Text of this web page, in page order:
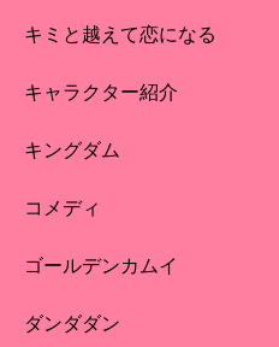
キミと越えて恋になる
キャラクター紹介
キングダム
コメディ
ゴールデンカムイ
ダンダダン